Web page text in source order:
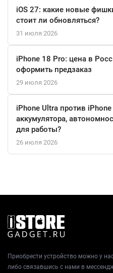
Samsung Galaxy S25 Ultra –
инструмент для работы и
iOS 27: какие новые
стоит ли обновляться?
31 июля 2026
iPhone 18 Pro: цена в
оформить предзаказ
29 июля 2026
iPhone Ultra против
аккумулятора,
для работы?
26 июля 2026
Приобрести устройство можно у
либо связавшись с нами в